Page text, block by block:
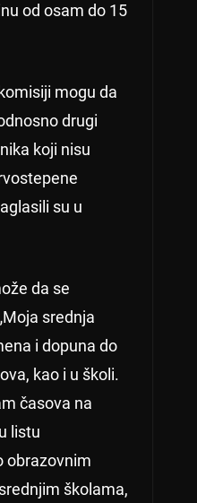
od osam do 15
mogu da
drugi
koji nisu
su u
da se
srednja
i dopuna do
kao i u školi.
časova na
listu
obrazovnim
školama,